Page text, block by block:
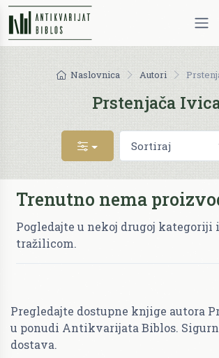
Naslovnica Autori
Prstenjača
Trenutno nema
Pogledajte u nekoj drugoj kategoriji
tražilicom.
Pregledajte dostupne knjige autora
u ponudi Antikvarijata Biblos.
dostava.